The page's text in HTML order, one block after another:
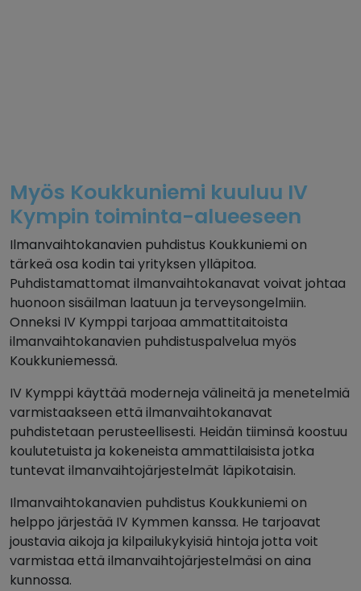
Myös Koukkuniemi kuuluu IV
Kympin toiminta-alueeseen
Ilmanvaihtokanavien puhdistus Koukkuniemi on
tärkeä osa kodin tai yrityksen ylläpitoa.
Puhdistamattomat ilmanvaihtokanavat voivat johtaa
huonoon sisäilman laatuun ja terveysongelmiin.
Onneksi IV Kymppi tarjoaa ammattitaitoista
ilmanvaihtokanavien puhdistuspalvelua myös
Koukkuniemessä.
IV Kymppi käyttää moderneja välineitä ja menetelmiä
varmistaakseen että ilmanvaihtokanavat
puhdistetaan perusteellisesti. Heidän tiiminsä koostuu
koulutetuista ja kokeneista ammattilaisista jotka
tuntevat ilmanvaihtojärjestelmät läpikotaisin.
Ilmanvaihtokanavien puhdistus Koukkuniemi on
helppo järjestää IV Kymmen kanssa. He tarjoavat
joustavia aikoja ja kilpailukykyisiä hintoja jotta voit
varmistaa että ilmanvaihtojärjestelmäsi on aina
kunnossa.